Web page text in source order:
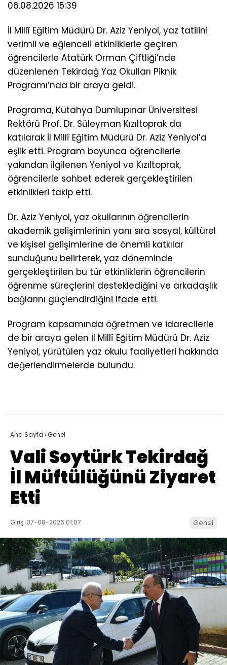
06.08.2026 15:39
İl Millî Eğitim Müdürü Dr. Aziz Yeniyol, yaz tatilini
verimli ve eğlenceli etkinliklerle geçiren
öğrencilerle Atatürk Orman Çiftliği’nde
düzenlenen Tekirdağ Yaz Okulları Piknik
Programı’nda bir araya geldi.
Programa, Kütahya Dumlupınar Üniversitesi
Rektörü Prof. Dr. Süleyman Kızıltoprak da
katılarak İl Millî Eğitim Müdürü Dr. Aziz Yeniyol’a
eşlik etti. Program boyunca öğrencilerle
yakından ilgilenen Yeniyol ve Kızıltoprak,
öğrencilerle sohbet ederek gerçekleştirilen
etkinlikleri takip etti.
Dr. Aziz Yeniyol, yaz okullarının öğrencilerin
akademik gelişimlerinin yanı sıra sosyal, kültürel
ve kişisel gelişimlerine de önemli katkılar
sunduğunu belirterek, yaz döneminde
gerçekleştirilen bu tür etkinliklerin öğrencilerin
öğrenme süreçlerini desteklediğini ve arkadaşlık
bağlarını güçlendirdiğini ifade etti.
Program kapsamında öğretmen ve idarecilerle
de bir araya gelen İl Millî Eğitim Müdürü Dr. Aziz
Yeniyol, yürütülen yaz okulu faaliyetleri hakkında
değerlendirmelerde bulundu.
Ana Sayfa ›Genel
Vali Soytürk Tekirdağ
İl Müftülüğünü Ziyaret
Etti
Giriş: 07-08-2026 01:07 Genel